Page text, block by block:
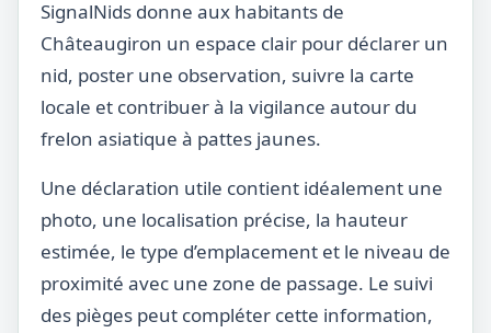
SignalNids donne aux habitants de
Châteaugiron un espace clair pour déclarer un
nid, poster une observation, suivre la carte
locale et contribuer à la vigilance autour du
frelon asiatique à pattes jaunes.
Une déclaration utile contient idéalement une
photo, une localisation précise, la hauteur
estimée, le type d’emplacement et le niveau de
proximité avec une zone de passage. Le suivi
des pièges peut compléter cette information,